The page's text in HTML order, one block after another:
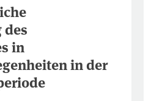
in
in der